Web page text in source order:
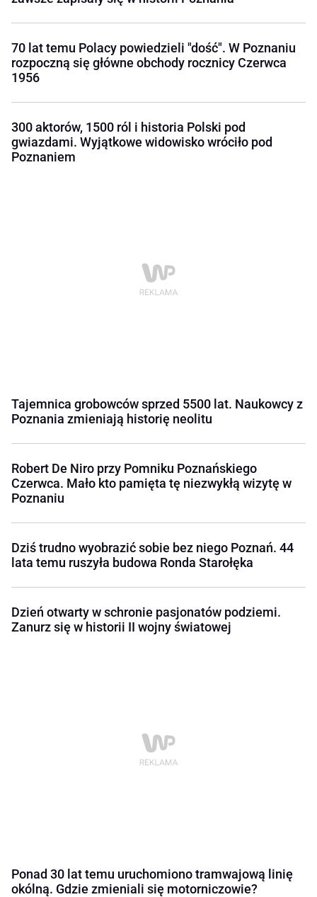
70 lat temu Polacy powiedzieli "dość". W Poznaniu
rozpoczną się główne obchody rocznicy Czerwca
1956
300 aktorów, 1500 ról i historia Polski pod
gwiazdami. Wyjątkowe widowisko wróciło pod
Poznaniem
Tajemnica grobowców sprzed 5500 lat. Naukowcy z
Poznania zmieniają historię neolitu
Robert De Niro przy Pomniku Poznańskiego
Czerwca. Mało kto pamięta tę niezwykłą wizytę w
Poznaniu
Dziś trudno wyobrazić sobie bez niego Poznań. 44
lata temu ruszyła budowa Ronda Starołęka
Dzień otwarty w schronie pasjonatów podziemi.
Zanurz się w historii II wojny światowej
Ponad 30 lat temu uruchomiono tramwajową linię
okólną. Gdzie zmieniali się motorniczowie?